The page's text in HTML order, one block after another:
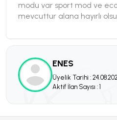
ENES
Üyelik Tarihi :
Aktif İlan Sayısı : 1
modu var sport mod ve
mevcuttur alana hayırlı